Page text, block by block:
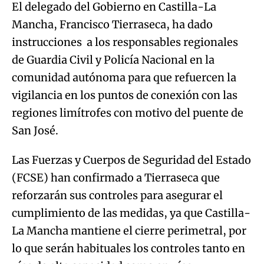
El delegado del Gobierno en Castilla-La
Mancha, Francisco Tierraseca, ha dado
instrucciones a los responsables regionales
de Guardia Civil y Policía Nacional en la
comunidad autónoma para que refuercen la
vigilancia en los puntos de conexión con las
regiones limítrofes con motivo del puente de
San José.
Las Fuerzas y Cuerpos de Seguridad del Estado
(FCSE) han confirmado a Tierraseca que
reforzarán sus controles para asegurar el
cumplimiento de las medidas, ya que Castilla-
La Mancha mantiene el cierre perimetral, por
lo que serán habituales los controles tanto en